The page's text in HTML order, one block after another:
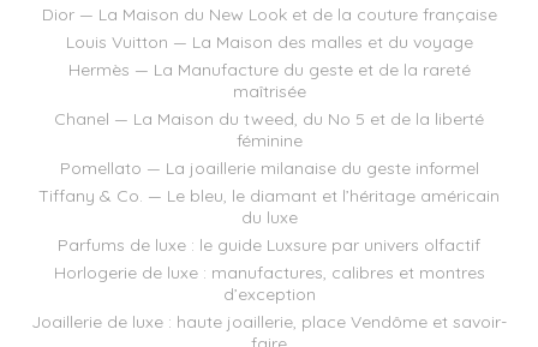
Dior — La Maison du New Look et de la couture française
Louis Vuitton — La Maison des malles et du voyage
Hermès — La Manufacture du geste et de la rareté
maîtrisée
Chanel — La Maison du tweed, du No 5 et de la liberté
féminine
Pomellato — La joaillerie milanaise du geste informel
Tiffany & Co. — Le bleu, le diamant et l’héritage américain
du luxe
Parfums de luxe : le guide Luxsure par univers olfactif
Horlogerie de luxe : manufactures, calibres et montres
d’exception
Joaillerie de luxe : haute joaillerie, place Vendôme et savoir-